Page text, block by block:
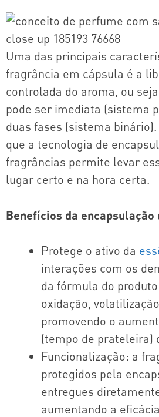
Uma das principais
fragrância em cápsula é a
controlada do aroma, ou
pode ser imediata (sistema
duas fases (sistema
que a tecnologia de
fragrâncias permite levar
lugar certo e na hora certa.
Benefícios da
Protege o ativo da
interações com os
da fórmula do
oxidação,
promovendo o
(tempo de prateleira)
Funcionalização: a
protegidos pela
entregues
aumentando a